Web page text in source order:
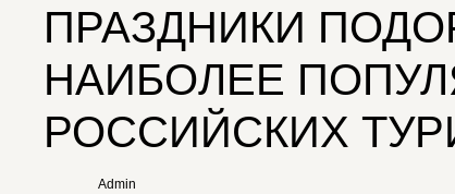
ПРАЗДНИКИ
НАИБОЛЕЕ
РОССИЙСКИХ
Admin